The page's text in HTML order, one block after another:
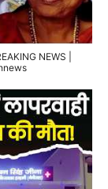
NEWS |